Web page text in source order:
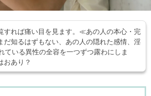
すれば痛い目を見ます。≪あの人の本心・完
知るはずもない、あの人の隠れた感情、淫
ている異性の全容を一つずつ露わにしま
おあり？